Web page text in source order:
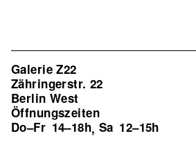
Galerie Z22
Zähringerstr. 22
Berlin West
Öffnungszeiten
Do–Fr 14–18h, Sa 12–15h